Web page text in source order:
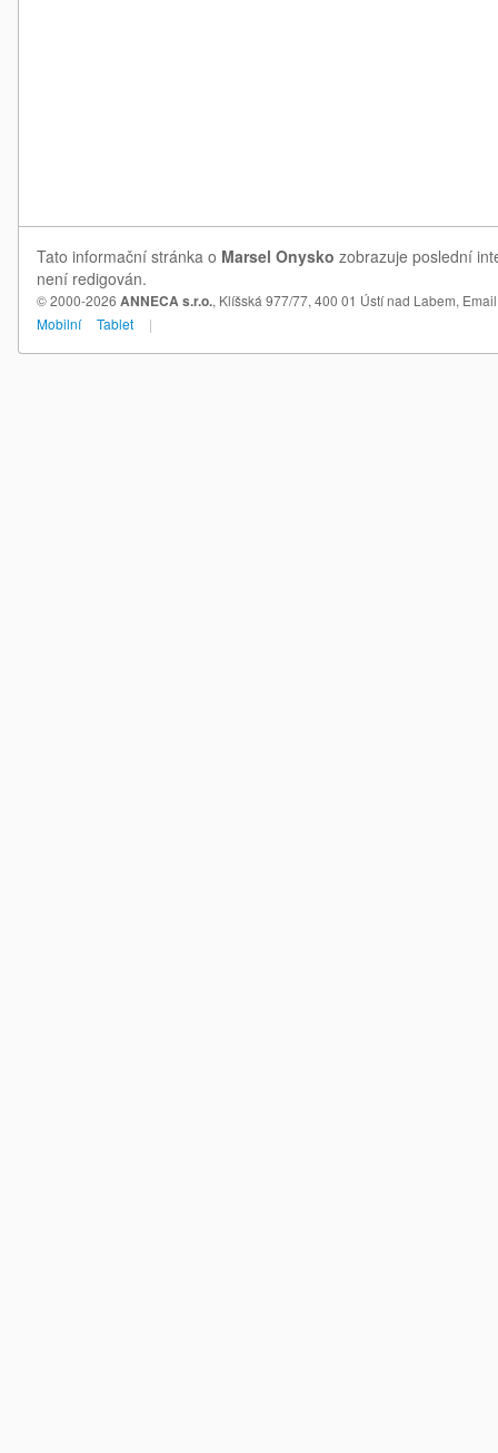
Tato informační stránka o Marsel Onysko zobrazuje poslední
není redigován.
© 2000-2026 ANNECA s.r.o., Klíšská 977/77, 400 01 Ústí nad Labem,
Mobilní
Tablet |